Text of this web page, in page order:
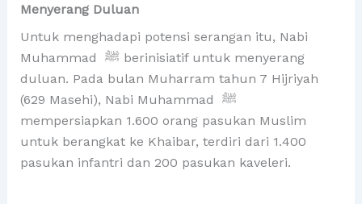
Menyerang Duluan
Untuk menghadapi potensi serangan itu, Nabi
Muhammad ﷺ berinisiatif untuk menyerang
duluan. Pada bulan Muharram tahun 7 Hijriyah
(629 Masehi), Nabi Muhammad ﷺ
mempersiapkan 1.600 orang pasukan Muslim
untuk berangkat ke Khaibar, terdiri dari 1.400
pasukan infantri dan 200 pasukan kaveleri.